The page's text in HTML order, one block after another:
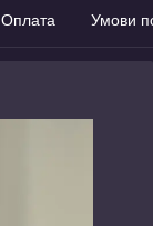
Оплата Умови